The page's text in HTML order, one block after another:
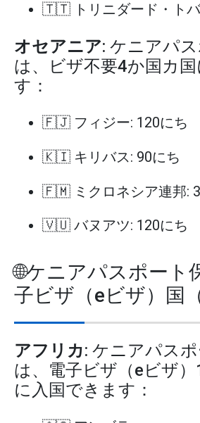
🇹🇹 トリニダード・ト
オセアニア: ケニアパ
は、ビザ不要4か国カ国
す：
🇫🇯 フィジー: 120にち
🇰🇮 キリバス: 90にち
🇫🇲 ミクロネシア連邦:
🇻🇺 バヌアツ: 120にち
🌐ケニアパスポート
子ビザ（eビザ）国
アフリカ: ケニアパス
は、電子ビザ（eビザ
に入国できます：